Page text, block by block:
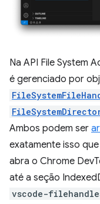
Na API File System
é gerenciado por
Ambos podem ser
exatamente isso
abra o Chrome
até a seção
vscode-